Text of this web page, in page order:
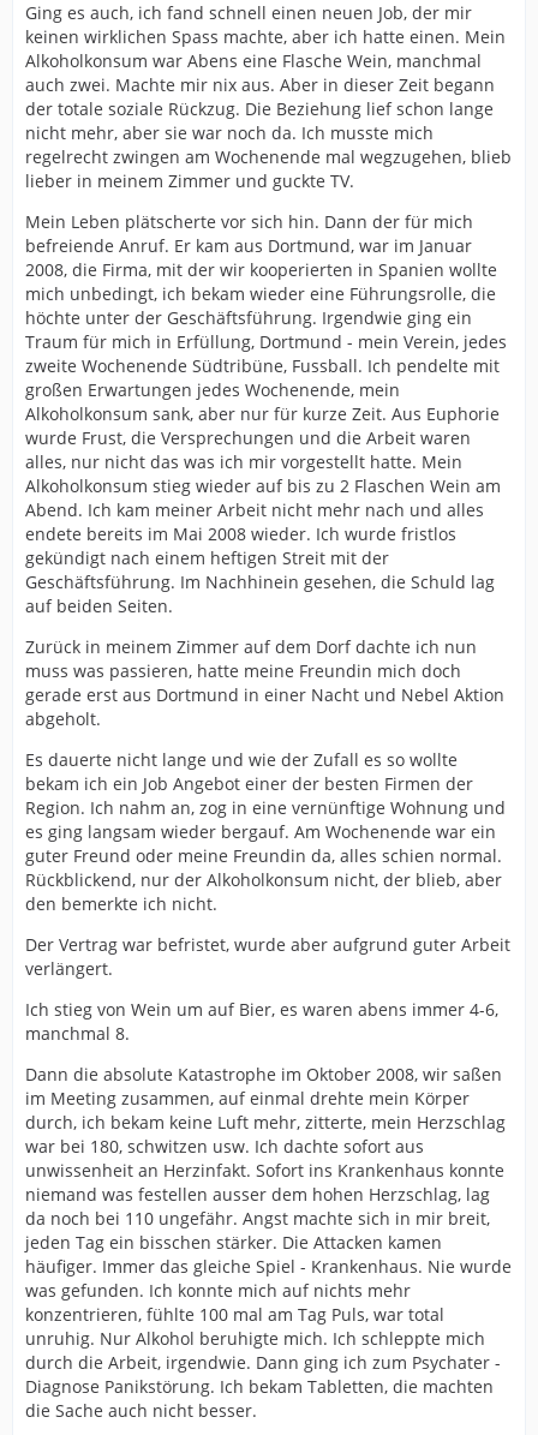
Ging es auch, ich fand schnell einen neuen Job, der mir
keinen wirklichen Spass machte, aber ich hatte einen. Mein
Alkoholkonsum war Abens eine Flasche Wein, manchmal
auch zwei. Machte mir nix aus. Aber in dieser Zeit begann
der totale soziale Rückzug. Die Beziehung lief schon lange
nicht mehr, aber sie war noch da. Ich musste mich
regelrecht zwingen am Wochenende mal wegzugehen, blieb
lieber in meinem Zimmer und guckte TV.
Mein Leben plätscherte vor sich hin. Dann der für mich
befreiende Anruf. Er kam aus Dortmund, war im Januar
2008, die Firma, mit der wir kooperierten in Spanien wollte
mich unbedingt, ich bekam wieder eine Führungsrolle, die
höchte unter der Geschäftsführung. Irgendwie ging ein
Traum für mich in Erfüllung, Dortmund - mein Verein, jedes
zweite Wochenende Südtribüne, Fussball. Ich pendelte mit
großen Erwartungen jedes Wochenende, mein
Alkoholkonsum sank, aber nur für kurze Zeit. Aus Euphorie
wurde Frust, die Versprechungen und die Arbeit waren
alles, nur nicht das was ich mir vorgestellt hatte. Mein
Alkoholkonsum stieg wieder auf bis zu 2 Flaschen Wein am
Abend. Ich kam meiner Arbeit nicht mehr nach und alles
endete bereits im Mai 2008 wieder. Ich wurde fristlos
gekündigt nach einem heftigen Streit mit der
Geschäftsführung. Im Nachhinein gesehen, die Schuld lag
auf beiden Seiten.
Zurück in meinem Zimmer auf dem Dorf dachte ich nun
muss was passieren, hatte meine Freundin mich doch
gerade erst aus Dortmund in einer Nacht und Nebel Aktion
abgeholt.
Es dauerte nicht lange und wie der Zufall es so wollte
bekam ich ein Job Angebot einer der besten Firmen der
Region. Ich nahm an, zog in eine vernünftige Wohnung und
es ging langsam wieder bergauf. Am Wochenende war ein
guter Freund oder meine Freundin da, alles schien normal.
Rückblickend, nur der Alkoholkonsum nicht, der blieb, aber
den bemerkte ich nicht.
Der Vertrag war befristet, wurde aber aufgrund guter Arbeit
verlängert.
Ich stieg von Wein um auf Bier, es waren abens immer 4-6,
manchmal 8.
Dann die absolute Katastrophe im Oktober 2008, wir saßen
im Meeting zusammen, auf einmal drehte mein Körper
durch, ich bekam keine Luft mehr, zitterte, mein Herzschlag
war bei 180, schwitzen usw. Ich dachte sofort aus
unwissenheit an Herzinfakt. Sofort ins Krankenhaus konnte
niemand was festellen ausser dem hohen Herzschlag, lag
da noch bei 110 ungefähr. Angst machte sich in mir breit,
jeden Tag ein bisschen stärker. Die Attacken kamen
häufiger. Immer das gleiche Spiel - Krankenhaus. Nie wurde
was gefunden. Ich konnte mich auf nichts mehr
konzentrieren, fühlte 100 mal am Tag Puls, war total
unruhig. Nur Alkohol beruhigte mich. Ich schleppte mich
durch die Arbeit, irgendwie. Dann ging ich zum Psychater -
Diagnose Panikstörung. Ich bekam Tabletten, die machten
die Sache auch nicht besser.